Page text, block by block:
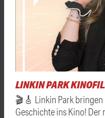
LINKIN PARK
🎬🎸 Linkin Park bringen
Geschichte ins Kino!